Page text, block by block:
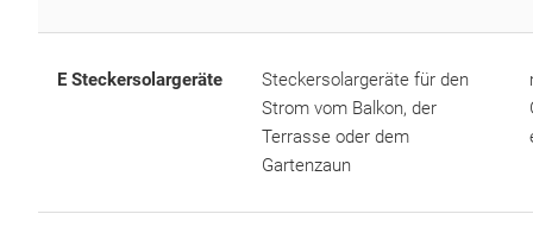
E Steckersolargeräte
Steckersolargeräte für den
Strom vom Balkon, der
Terrasse oder dem
Gartenzaun